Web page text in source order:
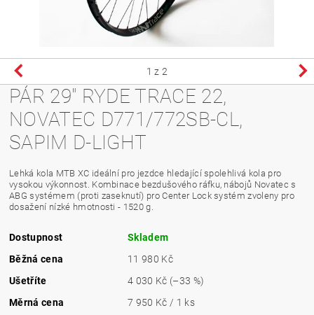
1 z 2
PÁR 29" RYDE TRACE 22,
NOVATEC D771/772SB-CL,
SAPIM D-LIGHT
Lehká kola MTB XC ideální pro jezdce hledající spolehlivá kola pro
vysokou výkonnost. Kombinace bezdušového ráfku, nábojů Novatec s
ABG systémem (proti zaseknutí) pro Center Lock systém zvoleny pro
dosažení nízké hmotnosti - 1520 g.
Dostupnost
Skladem
Běžná cena
11 980 Kč
Ušetříte
4 030 Kč (–33 %)
Měrná cena
7 950 Kč / 1 ks